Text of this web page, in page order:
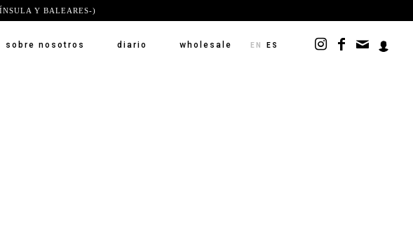
Y BALEARES-)
sobre nosotros diario wholesale EN ES